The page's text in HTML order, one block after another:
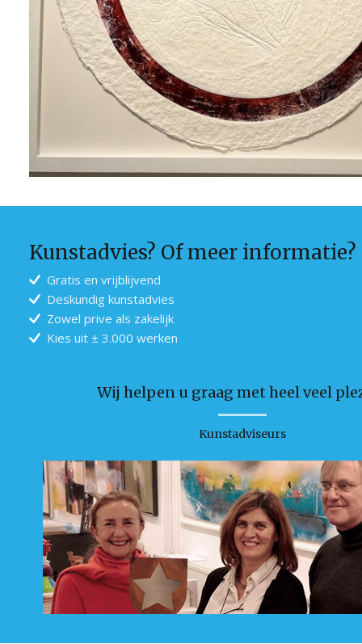
Kunstadvies? Of meer informatie?
Gratis en vrijblijvend
Deskundig kunstadvies
Zowel prive als zakelijk
Kies uit ± 3.000 werken
Wij helpen u graag met heel veel
Kunstadviseurs